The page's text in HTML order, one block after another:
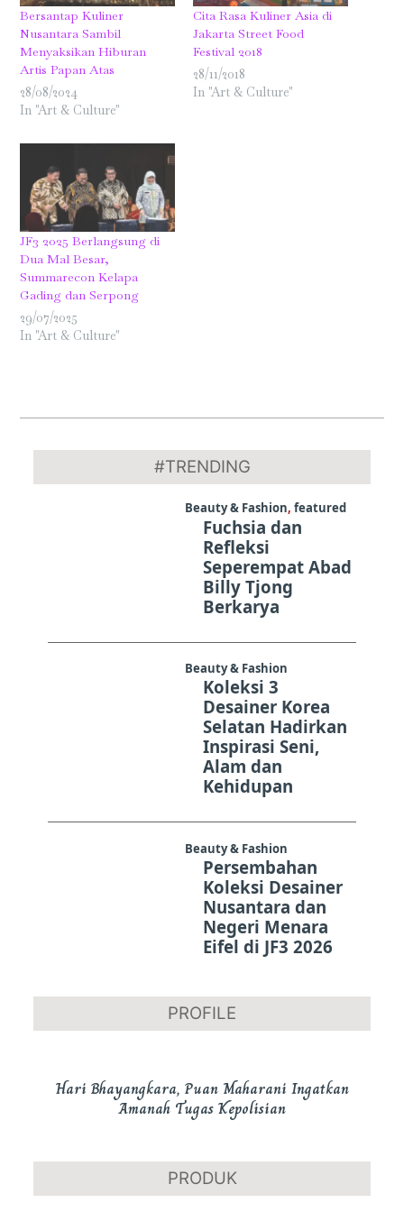
Bersantap Kuliner
Nusantara Sambil
Menyaksikan Hiburan
Artis Papan Atas
28/08/2024
In "Art & Culture"
Cita Rasa Kuliner Asia di
Jakarta Street Food
Festival 2018
28/11/2018
In "Art & Culture"
JF3 2025 Berlangsung di
Dua Mal Besar,
Summarecon Kelapa
Gading dan Serpong
29/07/2025
In "Art & Culture"
27
#TRENDING
Beauty & Fashion, featured
Fuchsia dan
Refleksi
Seperempat Abad
Billy Tjong
Berkarya
Beauty & Fashion
Koleksi 3
Desainer Korea
Selatan Hadirkan
Inspirasi Seni,
Alam dan
Kehidupan
Beauty & Fashion
Persembahan
Koleksi Desainer
Nusantara dan
Negeri Menara
Eifel di JF3 2026
PROFILE
Hari Bhayangkara, Puan Maharani Ingatkan
Amanah Tugas Kepolisian
PRODUK